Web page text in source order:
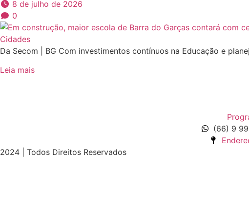
8 de julho de 2026
0
Cidades
Da Secom | BG Com investimentos contínuos na Educação e
Leia mais
(66) 9
2024 | Todos Direitos Reservados